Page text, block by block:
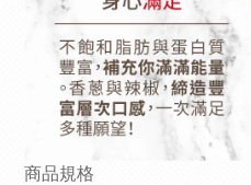
商品規格